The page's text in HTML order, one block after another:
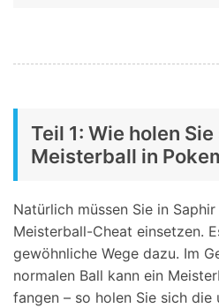
Teil 1: Wie holen
Meisterball in
Natürlich müssen Sie in
Meisterball-Cheat einsetzen.
gewöhnliche Wege dazu. Im
normalen Ball kann ein
fangen – so holen Sie sich die